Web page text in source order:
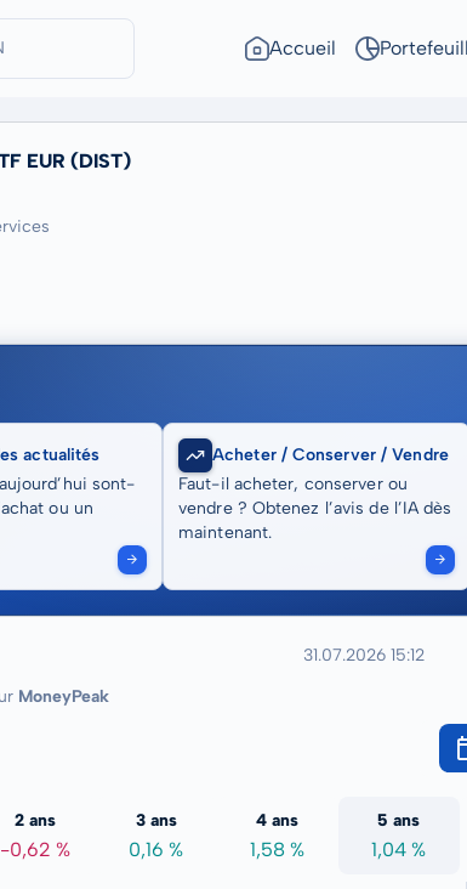
Accueil
EUR (DIST)
actualités
sont-
ou un
Acheter / Conserver / Vendre
Faut-il acheter, conserver ou
vendre ? Obtenez l’avis de l’IA dès
maintenant.
MoneyPeak
31.07.2026 15:12
2 ans
-0,62 %
3 ans
0,16 %
4 ans
1,58 %
5 ans
1,04 %